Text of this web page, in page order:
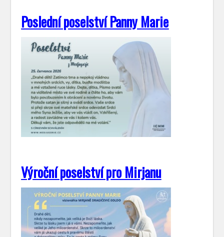
Poslední poselství Panny Marie
Výroční poselství pro Mirjanu